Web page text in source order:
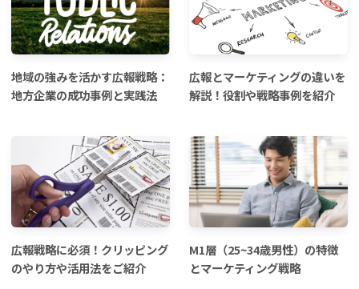
地域の強みを活かす広報戦略：
地方企業の成功事例と実践法
広報とマーケティングの違いを
解説！役割や戦略事例を紹介
広報戦略に必須！クリッピング
のやり方や活用法をご紹介
M1層（25~34歳男性）の特徴
とマーケティング戦略